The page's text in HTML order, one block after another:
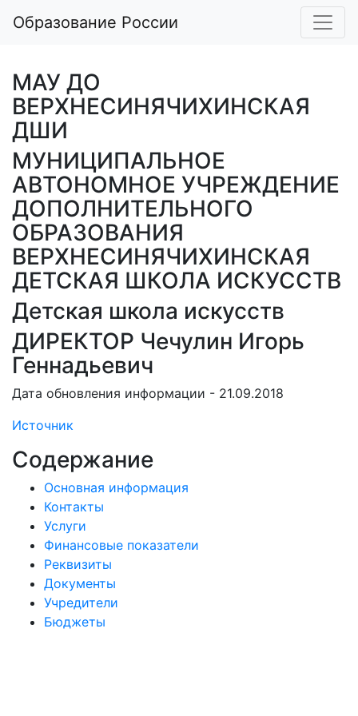
Образование России
МАУ ДО
ВЕРХНЕСИНЯЧИХИНСКАЯ
ДШИ
МУНИЦИПАЛЬНОЕ
АВТОНОМНОЕ УЧРЕЖДЕНИЕ
ДОПОЛНИТЕЛЬНОГО
ОБРАЗОВАНИЯ
ВЕРХНЕСИНЯЧИХИНСКАЯ
ДЕТСКАЯ ШКОЛА ИСКУССТВ
Детская школа искусств
ДИРЕКТОР Чечулин Игорь
Геннадьевич
Дата обновления информации - 21.09.2018
Источник
Содержание
Основная информация
Контакты
Услуги
Финансовые показатели
Реквизиты
Документы
Учредители
Бюджеты